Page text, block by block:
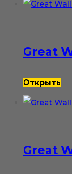
Great
Открыть
Great